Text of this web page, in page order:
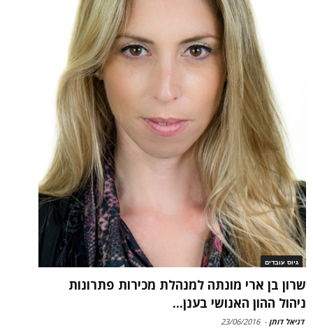
גיוס עובדים
שרון בן ארי מונתה למנהלת מכירות פתרונות
ניהול ההון האנושי בענן...
דניאל דותן -
23/06/2016